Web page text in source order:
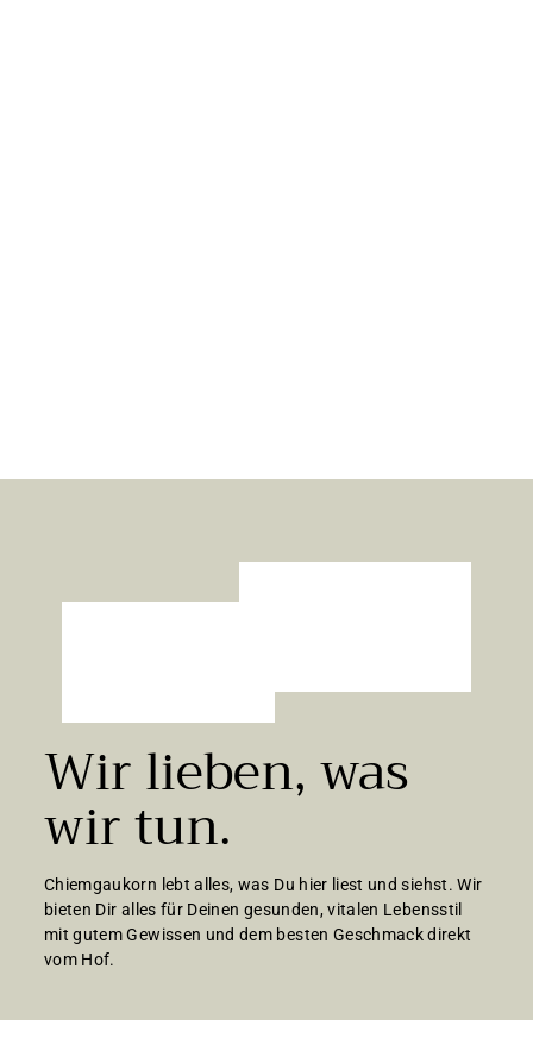
0
Wir lieben, was
wir tun.
Chiemgaukorn lebt alles, was Du hier liest und siehst. Wir
bieten Dir alles für Deinen gesunden, vitalen Lebensstil
mit gutem Gewissen und dem besten Geschmack direkt
vom Hof.